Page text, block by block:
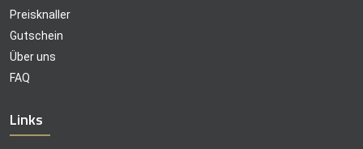
Preisknaller
Gutschein
Über uns
FAQ
Links